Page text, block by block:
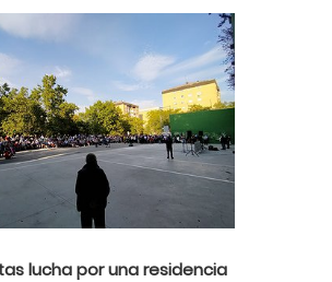
lucha por una residencia